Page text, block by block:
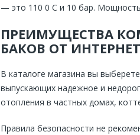
— это 110 0 С и 10 бар.
ПРЕИМУЩЕСТВА
БАКОВ ОТ
В каталоге магазина вы
выпускающих надежное и
отопления в частных домах,
Правила безопасности не